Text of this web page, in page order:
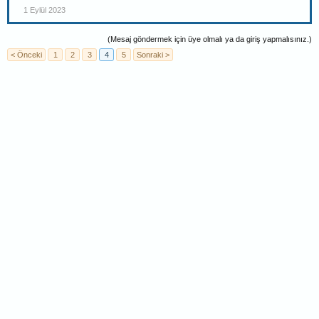
1 Eylül 2023
(Mesaj göndermek için üye olmalı ya da giriş yapmalısınız.)
< Önceki
1 2 3 4 5 Sonraki >